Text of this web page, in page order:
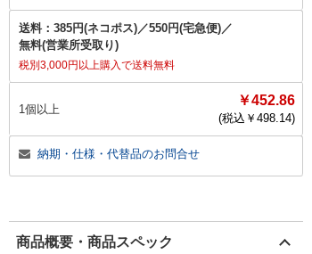
送料： 385円(ネコポス)／550円(宅急便)／
無料(営業所受取り)
税別3,000円以上購入で送料無料
1個以上
￥452.86
(税込￥ 498.14)
納期・仕様・代替品のお問合せ
商品概要・商品スペック